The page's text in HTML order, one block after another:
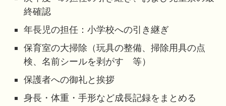
終確認
年長児の担任：小学校への引き継ぎ
保育室の大掃除（玩具の整備、掃除用具の点
検、名前シールを剥がす 等）
保護者への御礼と挨拶
身長・体重・手形など成長記録をまとめる